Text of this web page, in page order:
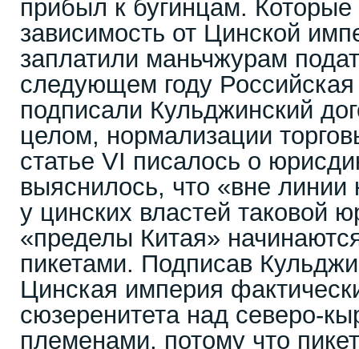
прибыл к бугинцам. Которые
зависимость от Цинской
заплатили маньчжурам
следующем году
подписали Кульджинский
целом, нормализации
статье VI писалось о
выяснилось, что «вне линии
у цинских властей таковой
«пределы Китая»
пикетами. Подписав
Цинская империя
сюзеренитета над северо-
племенами, потому что